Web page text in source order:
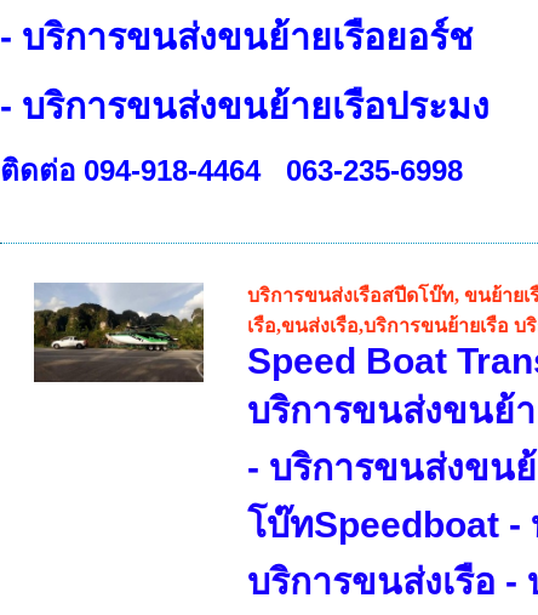
- บริการขนส่งขนย้ายเรือยอร์ช
- บริการขนส่งขนย้ายเรือประมง
ติดต่อ 094-918-4464 063-235-6998
บริการขนส่งเรือสปีดโบ๊ท, ขนย้ายเ
เรือ,ขนส่งเรือ,บริการขนย้ายเรือ บ
Speed Boat
บริการขนส่งขนย้
- บริการขนส่งขน
โบ๊ทSpeedboat -
บริการขนส่งเรือ -